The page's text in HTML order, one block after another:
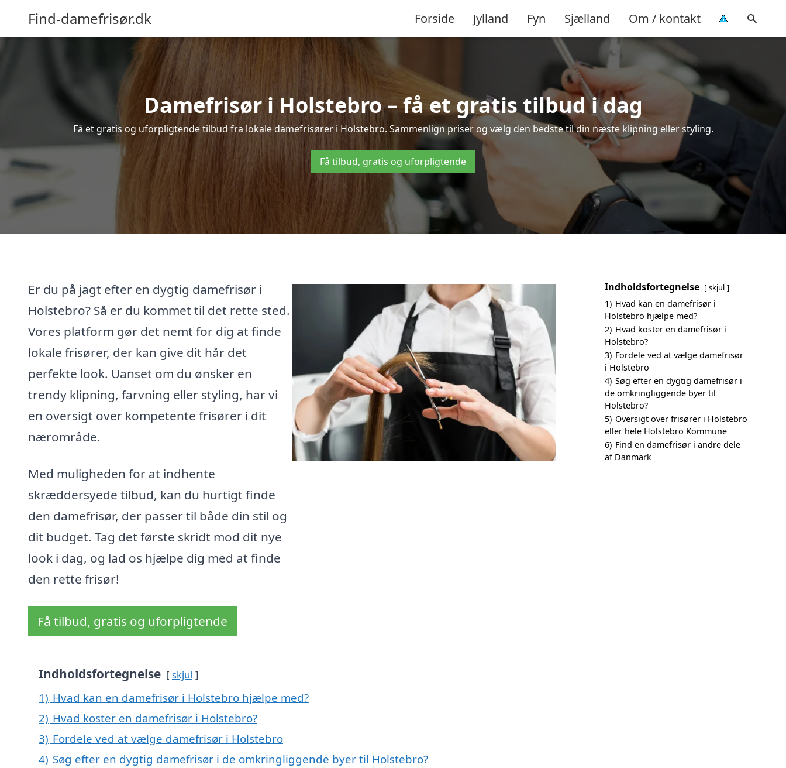
Find-damefrisør.dk Forside Jylland Fyn Sjælland Om / kontakt
Damefrisør i Holstebro – få et gratis tilbud i dag
Få et gratis og uforpligtende tilbud fra lokale damefrisører i Holstebro. Sammenlign priser og vælg den bedste til din næste klipning eller styling.
Få tilbud, gratis og uforpligtende
Er du på jagt efter en dygtig damefrisør i
Holstebro? Så er du kommet til det rette sted.
Vores platform gør det nemt for dig at finde
lokale frisører, der kan give dit hår det
perfekte look. Uanset om du ønsker en
trendy klipning, farvning eller styling, har vi
en oversigt over kompetente frisører i dit
nærområde.
Med muligheden for at indhente
skræddersyede tilbud, kan du hurtigt finde
den damefrisør, der passer til både din stil og
dit budget. Tag det første skridt mod dit nye
look i dag, og lad os hjælpe dig med at finde
den rette frisør!
Få tilbud, gratis og uforpligtende
Indholdsfortegnelse skjul
1) Hvad kan en damefrisør i Holstebro hjælpe med?
2) Hvad koster en damefrisør i Holstebro?
3) Fordele ved at vælge damefrisør i Holstebro
4) Søg efter en dygtig damefrisør i de omkringliggende byer til Holstebro?
Indholdsfortegnelse skjul
1) Hvad kan en damefrisør i
Holstebro hjælpe med?
2) Hvad koster en damefrisør i
Holstebro?
3) Fordele ved at vælge damefrisør
i Holstebro
4) Søg efter en dygtig damefrisør i
de omkringliggende byer til
Holstebro?
5) Oversigt over frisører i Holstebro
eller hele Holstebro Kommune
6) Find en damefrisør i andre dele
af Danmark